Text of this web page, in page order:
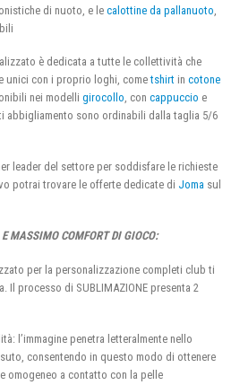
di nuoto, e le calottine da pallanuoto
è dedicata a tutte le collettività che
unici con i proprio loghi, cometshirt in cotone
nei modelli girocollo , con cappuccio e
abbigliamento sono ordinabili dalla taglia 5/6
leader del settore per soddisfare le richieste
potrai trovare le offerte dedicate di Joma sul
MASSIMO COMFORT DI GIOCO:
per la personalizzazione completi club ti
Il processo di SUBLIMAZIONE presenta 2
l’immagine penetra letteralmente nello
consentendo in questo modo di ottenere
omogeneo a contatto con la pelle